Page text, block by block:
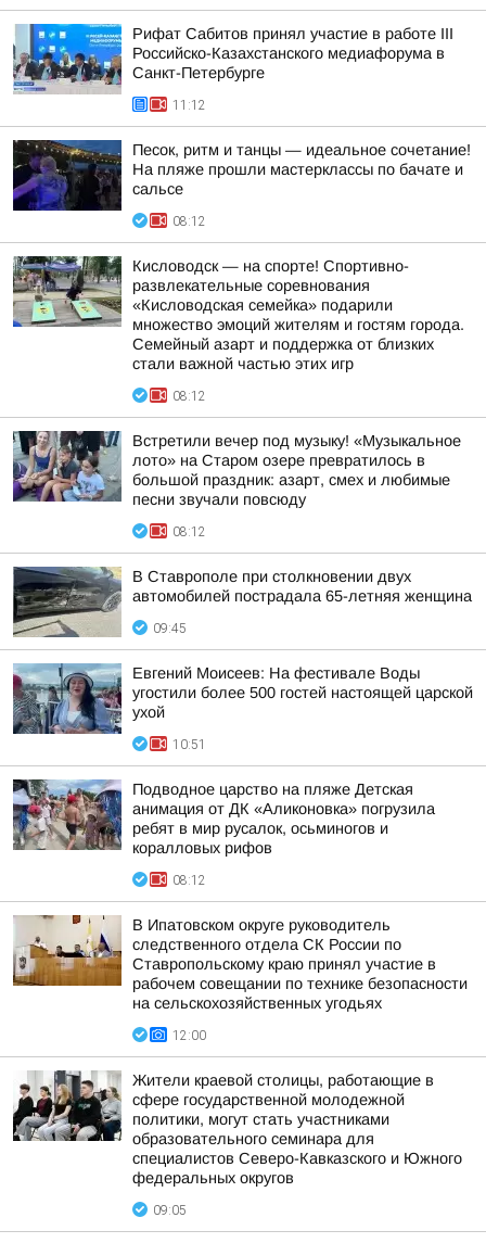
Рифат Сабитов принял участие в работе III
Российско-Казахстанского медиафорума в
Санкт-Петербурге
11:12
Песок, ритм и танцы — идеальное сочетание!
На пляже прошли мастерклассы по бачате и
сальсе
08:12
Кисловодск — на спорте! Спортивно-
развлекательные соревнования
«Кисловодская семейка» подарили
множество эмоций жителям и гостям города.
Семейный азарт и поддержка от близких
стали важной частью этих игр
08:12
Встретили вечер под музыку! «Музыкальное
лото» на Старом озере превратилось в
большой праздник: азарт, смех и любимые
песни звучали повсюду
08:12
В Ставрополе при столкновении двух
автомобилей пострадала 65-летняя женщина
09:45
Евгений Моисеев: На фестивале Воды
угостили более 500 гостей настоящей царской
ухой
10:51
Подводное царство на пляже Детская
анимация от ДК «Аликоновка» погрузила
ребят в мир русалок, осьминогов и
коралловых рифов
08:12
В Ипатовском округе руководитель
следственного отдела СК России по
Ставропольскому краю принял участие в
рабочем совещании по технике безопасности
на сельскохозяйственных угодьях
12:00
Жители краевой столицы, работающие в
сфере государственной молодежной
политики, могут стать участниками
образовательного семинара для
специалистов Северо-Кавказского и Южного
федеральных округов
09:05